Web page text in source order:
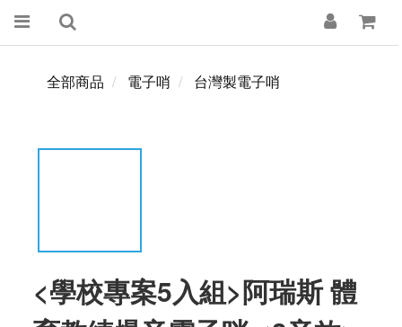
全部商品 電子哨 台灣製電子哨
<學校專案5入組>阿瑞斯 體